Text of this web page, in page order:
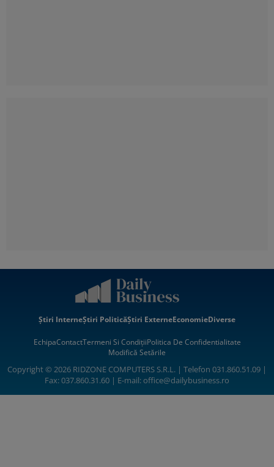
Știri InterneȘtiri PoliticăȘtiri ExterneEconomieDiverse
EchipaContactTermeni Si CondițiiPolitica De Confidentialitate
Modifică Setările
Copyright © 2026 RIDZONE COMPUTERS S.R.L. | Telefon 031.860.51.09 |
Fax: 037.860.31.60 | E-mail:office@dailybusiness.ro